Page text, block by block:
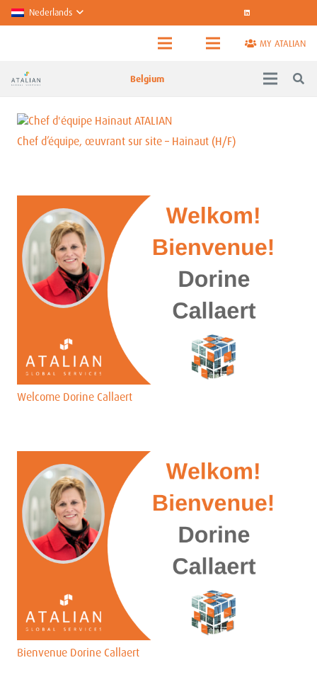
Nederlands
MY ATALIAN
Belgium
Chef d’équipe, œuvrant sur site – Hainaut (H/F)
Welcome Dorine Callaert
Bienvenue Dorine Callaert